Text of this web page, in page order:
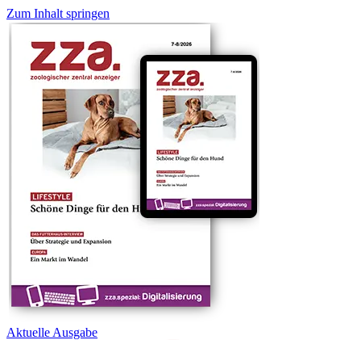
Zum Inhalt springen
Aktuelle Ausgabe